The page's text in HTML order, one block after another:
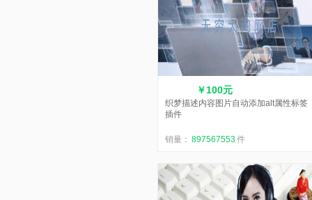
￥100元
织梦描述内容图片自动添加alt属性标签
插件
销量： 897567553件